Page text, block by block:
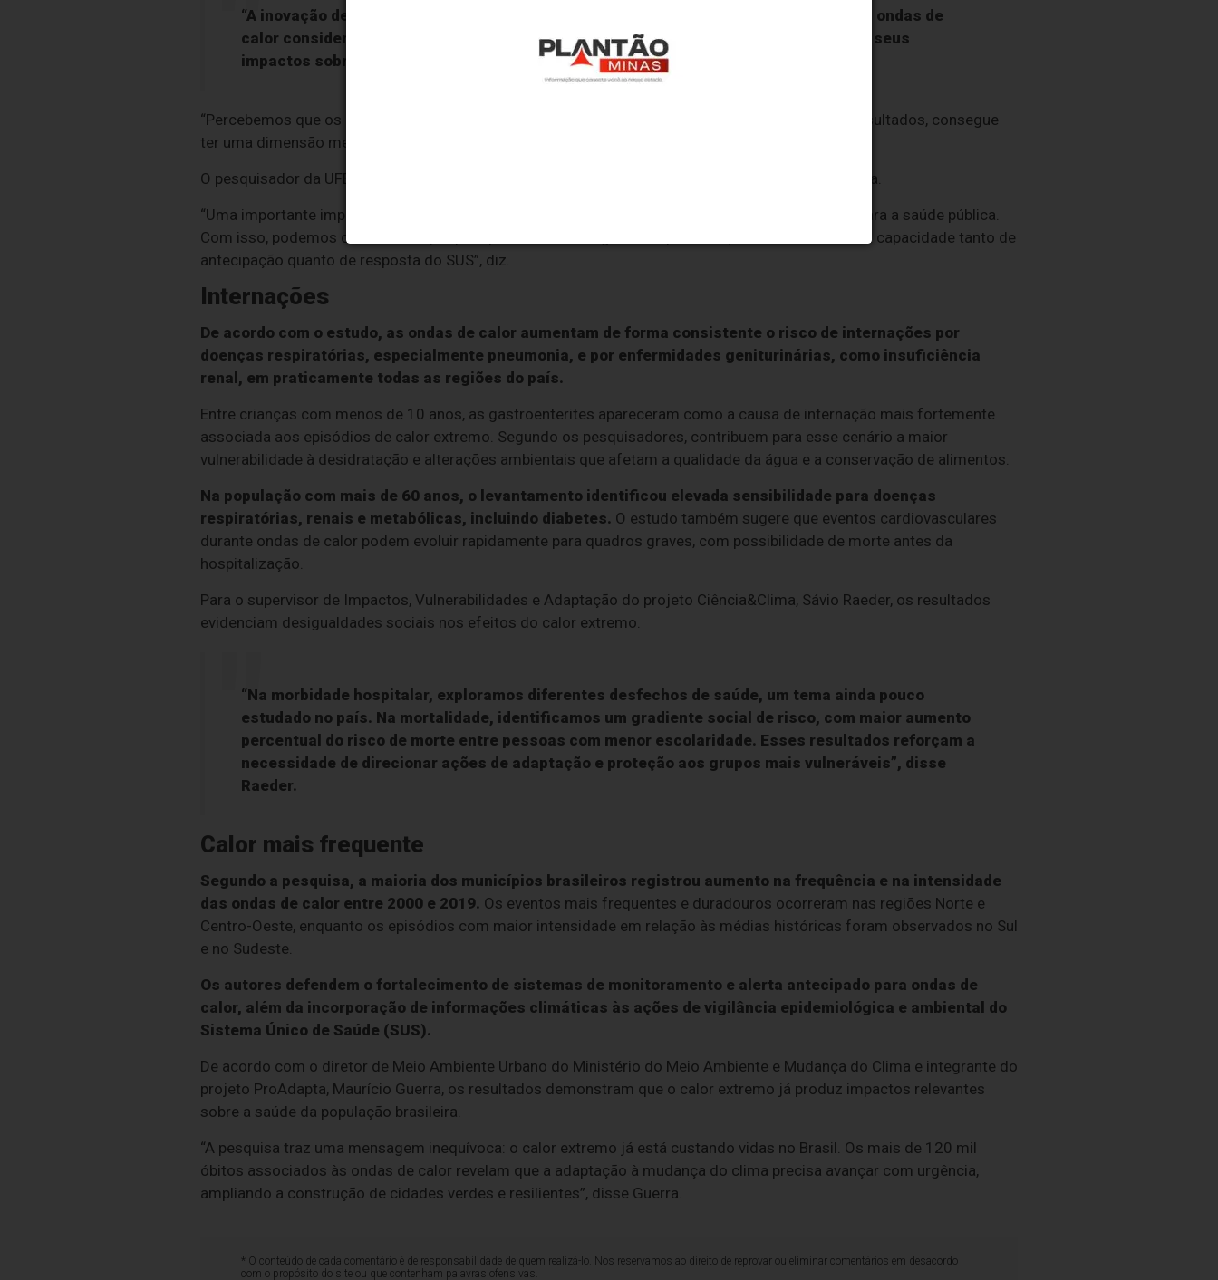
“A inovação deste estudo está em integrar, em escala nacional, a caracterização das ondas de
calor considerando frequência, intensidade e duração com uma análise detalhada de seus
impactos sobre internações hospitalares e mortalidade”, explica a pesquisadora.
“Percebemos que os efeitos são observados em todo o território. Quando a gente olha para os resultados, consegue
ter uma dimensão melhor do problema e orientar políticas públicas mais eficazes”, complementa.
O pesquisador da UFBA Ismael Silveira diz que os resultados alertam para a seriedade do problema.
“Uma importante implicação é o reconhecimento das ondas de calor como um risco importante para a saúde pública.
Com isso, podemos chamar atenção para planos de contingência específicos, além de fortalecer a capacidade tanto de
antecipação quanto de resposta do SUS”, diz.
Internações
De acordo com o estudo, as ondas de calor aumentam de forma consistente o risco de internações por
doenças respiratórias, especialmente pneumonia, e por enfermidades geniturinárias, como insuficiência
renal, em praticamente todas as regiões do país.
Entre crianças com menos de 10 anos, as gastroenterites apareceram como a causa de internação mais fortemente
associada aos episódios de calor extremo. Segundo os pesquisadores, contribuem para esse cenário a maior
vulnerabilidade à desidratação e alterações ambientais que afetam a qualidade da água e a conservação de alimentos.
Na população com mais de 60 anos, o levantamento identificou elevada sensibilidade para doenças
respiratórias, renais e metabólicas, incluindo diabetes. O estudo também sugere que eventos cardiovasculares
durante ondas de calor podem evoluir rapidamente para quadros graves, com possibilidade de morte antes da
hospitalização.
Para o supervisor de Impactos, Vulnerabilidades e Adaptação do projeto Ciência&Clima, Sávio Raeder, os resultados
evidenciam desigualdades sociais nos efeitos do calor extremo.
“Na morbidade hospitalar, exploramos diferentes desfechos de saúde, um tema ainda pouco
estudado no país. Na mortalidade, identificamos um gradiente social de risco, com maior aumento
percentual do risco de morte entre pessoas com menor escolaridade. Esses resultados reforçam a
necessidade de direcionar ações de adaptação e proteção aos grupos mais vulneráveis”, disse
Raeder.
Calor mais frequente
Segundo a pesquisa, a maioria dos municípios brasileiros registrou aumento na frequência e na intensidade
das ondas de calor entre 2000 e 2019. Os eventos mais frequentes e duradouros ocorreram nas regiões Norte e
Centro-Oeste, enquanto os episódios com maior intensidade em relação às médias históricas foram observados no Sul
e no Sudeste.
Os autores defendem o fortalecimento de sistemas de monitoramento e alerta antecipado para ondas de
calor, além da incorporação de informações climáticas às ações de vigilância epidemiológica e ambiental do
Sistema Único de Saúde (SUS).
De acordo com o diretor de Meio Ambiente Urbano do Ministério do Meio Ambiente e Mudança do Clima e integrante do
projeto ProAdapta, Maurício Guerra, os resultados demonstram que o calor extremo já produz impactos relevantes
sobre a saúde da população brasileira.
“A pesquisa traz uma mensagem inequívoca: o calor extremo já está custando vidas no Brasil. Os mais de 120 mil
óbitos associados às ondas de calor revelam que a adaptação à mudança do clima precisa avançar com urgência,
ampliando a construção de cidades verdes e resilientes”, disse Guerra.
* O conteúdo de cada comentário é de responsabilidade de quem realizá-lo. Nos reservamos ao direito de reprovar ou eliminar comentários em desacordo
com o propósito do site ou que contenham palavras ofensivas.